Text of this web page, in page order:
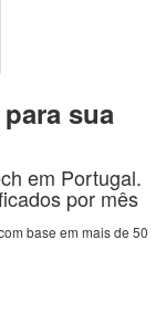
sua
em Portugal.
por mês
base em mais de 50